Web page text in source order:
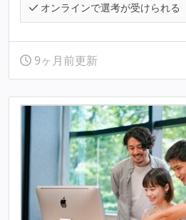
オンラインで選考が受けられる
9ヶ月前更新